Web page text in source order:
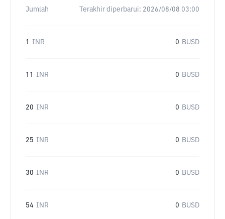
Jumlah Terakhir diperbarui: 2026/08/08 03:00
1 INR 0 BUSD
11 INR 0 BUSD
20 INR 0 BUSD
25 INR 0 BUSD
30 INR 0 BUSD
54 INR 0 BUSD